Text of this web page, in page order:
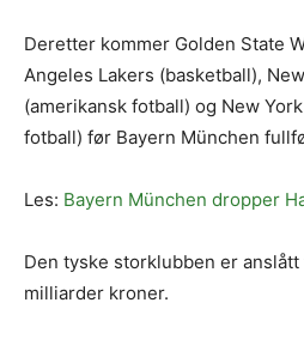
Deretter kommer Golden State
Angeles Lakers (basketball),
(amerikansk fotball) og New
fotball) før Bayern München
Les: Bayern München dropper
Den tyske storklubben er
milliarder kroner.